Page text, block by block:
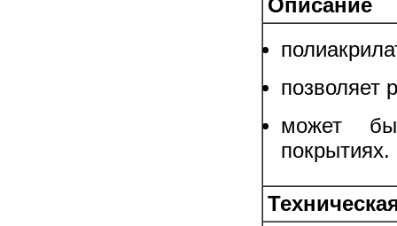
Описание
позволяет
может
покрытиях.